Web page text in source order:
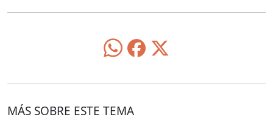
MÁS SOBRE ESTE TEMA